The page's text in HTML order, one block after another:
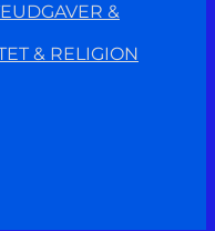
&
& RELIGION